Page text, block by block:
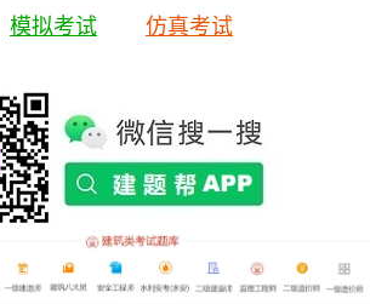
模拟考试 仿真考试